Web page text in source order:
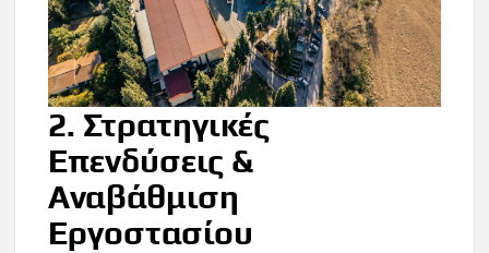
2. Στρατηγικές
Επενδύσεις &
Αναβάθμιση
Εργοστασίου